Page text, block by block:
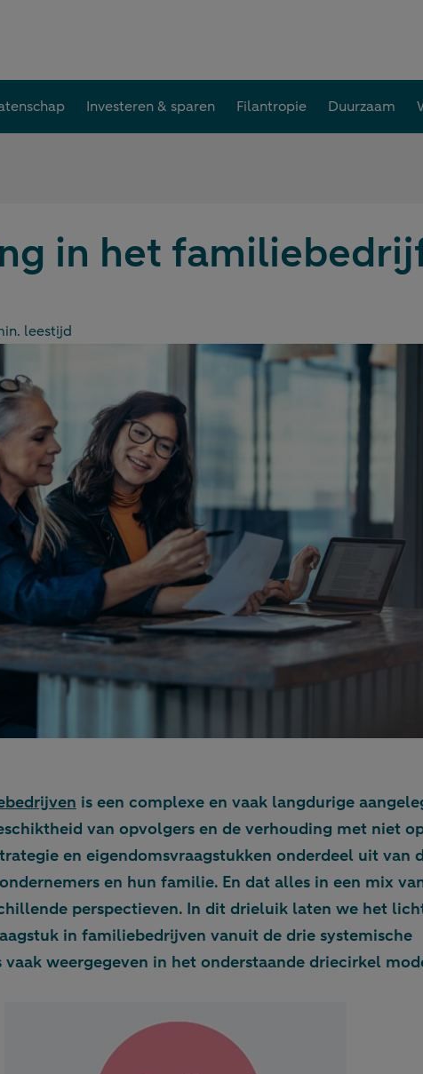
Investeren & sparen Filantropie Duurzaam
in het
leestijd
is een complexe en vaak langdurige
van opvolgers en de verhouding met niet
en eigendomsvraagstukken onderdeel uit van
en hun familie. En dat alles in een mix
perspectieven. In dit drieluik laten we het
in familiebedrijven vanuit de drie systemische
vaak weergegeven in het onderstaande driecirkel